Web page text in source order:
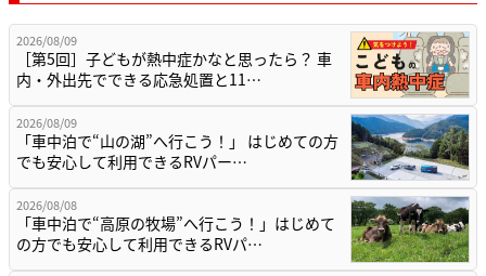
2026/08/09
［第5回］子どもが熱中症かなと思ったら？ 車
内・外出先でできる応急処置と11…
2026/08/09
「車中泊で“山の湖”へ行こう！」 はじめての方
でも安心して利用できるRVパー…
2026/08/08
「車中泊で“高原の牧場”へ行こう！」はじめて
の方でも安心して利用できるRVパ…